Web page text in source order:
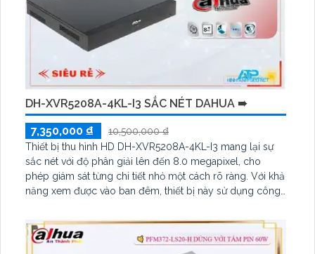
DH-XVR5208A-4KL-I3 SẮC NÉT DAHUA ➠
7,350,000 ₫
10,500,000 ₫
Thiết bị thu hình HD DH-XVR5208A-4KL-I3 mang lại sự
sắc nét với độ phân giải lên đến 8.0 megapixel, cho
phép giám sát từng chi tiết nhỏ một cách rõ ràng. Với khả
năng xem được vào ban đêm, thiết bị này sử dụng công
ghi 8 kênh của sản phẩm giúp thu hình chất lượng ổn
định, đáng tin cậy, phù hợp cho việc giám sát kho hàng,